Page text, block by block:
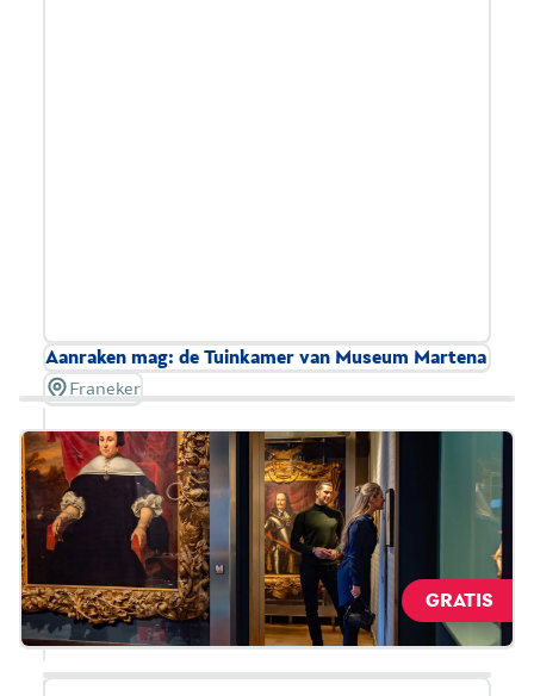
Aanraken mag: de Tuinkamer van Museum Martena
Franeker
Dit prachtige stadskasteel in de historische
binnenstad van Franeker is toegankelijker dan
ooit! Alle zalen zijn te bezoeken voor rolstoelers en
scootmobielbestuurders. Extra leuk: in de gezellige
Tuinkamer mag u alle voorwerpen aanraken. Speel
op het harmonium, pas een hoedje, maak een
breiwerkje en beleef zo het leven rond 1900.
GRATIS